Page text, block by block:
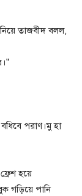
তাজবীদ বলল,
পরাণ।মু হা
হয়ে
গড়িয়ে পানি